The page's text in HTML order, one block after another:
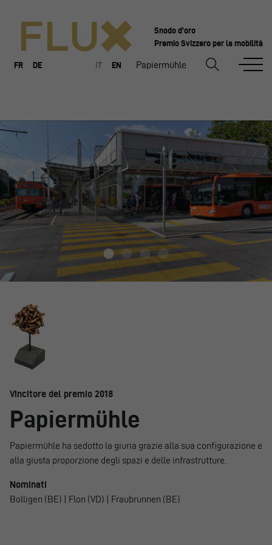
Snodo d'oro
Premio Svizzero per la mobilità
FR DE IT EN Papiermühle
Vincitore del premio 2018
Papiermühle
Papiermühle ha sedotto la giuria grazie alla sua configurazione e
alla giusta proporzione degli spazi e delle infrastrutture.
Nominati
Bolligen (BE) | Flon (VD) | Fraubrunnen (BE)